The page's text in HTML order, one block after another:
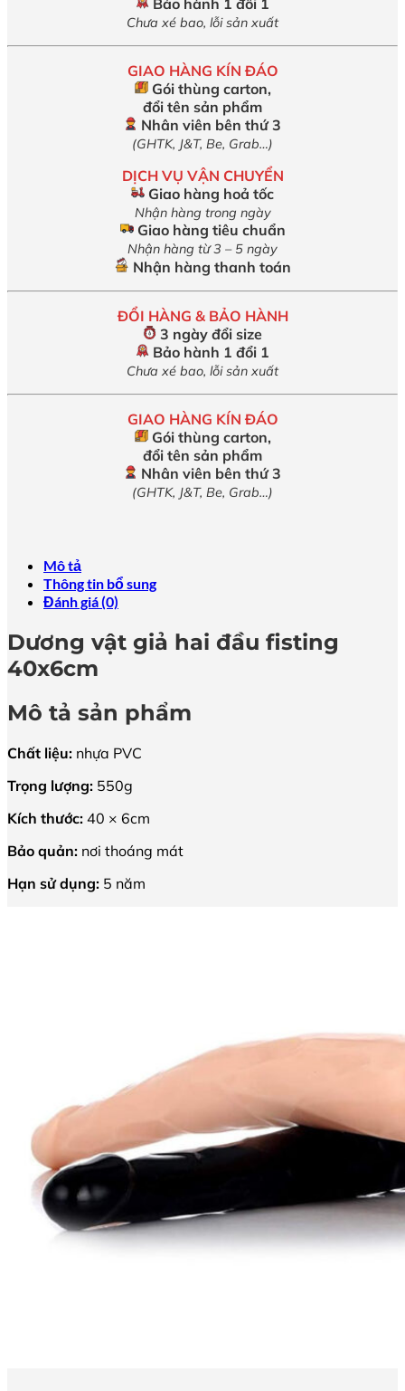
Chưa xé bao, lỗi sản xuất
GIAO HÀNG KÍN ĐÁO
Gói thùng carton,
đổi tên sản phẩm
Nhân viên bên thứ 3
(GHTK, J&T, Be, Grab…)
DỊCH VỤ VẬN CHUYỂN
Giao hàng hoả tốc
Nhận hàng trong ngày
Giao hàng tiêu chuẩn
Nhận hàng từ 3 – 5 ngày
Nhận hàng thanh toán
ĐỔI HÀNG & BẢO HÀNH
3 ngày đổi size
Bảo hành 1 đổi 1
Chưa xé bao, lỗi sản xuất
GIAO HÀNG KÍN ĐÁO
Gói thùng carton,
đổi tên sản phẩm
Nhân viên bên thứ 3
(GHTK, J&T, Be, Grab…)
Mô tả
Thông tin bổ sung
Đánh giá (0)
Dương vật giả hai đầu fisting
40x6cm
Mô tả sản phẩm
Chất liệu: nhựa PVC
Trọng lượng: 550g
Kích thước: 40 × 6cm
Bảo quản: nơi thoáng mát
Hạn sử dụng: 5 năm